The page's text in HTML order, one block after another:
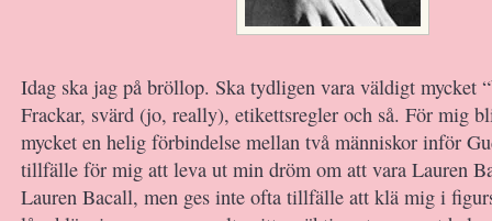
Idag ska jag på bröllop. Ska tydligen vara väldigt mycket
Frackar, svärd (jo, really), etikettsregler och så. För mig
mycket en helig förbindelse mellan två människor inför
tillfälle för mig att leva ut min dröm om att vara Lauren
Lauren Bacall, men ges inte ofta tillfälle att klä mig i